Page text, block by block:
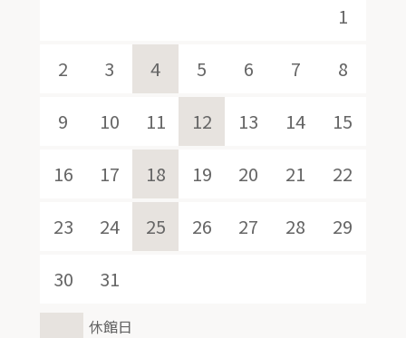
1
2
3 4 5 6 7
8
9
10 11 12 13 14
15
16
17 18 19 20 21
22
23
24 25 26 27 28
29
30
31
休館日